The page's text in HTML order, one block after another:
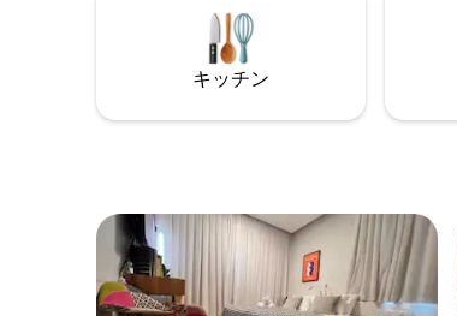
かりません。これらの書類をご提出いた
だけない場合は、VAT（付加価値税）が請
キッチン